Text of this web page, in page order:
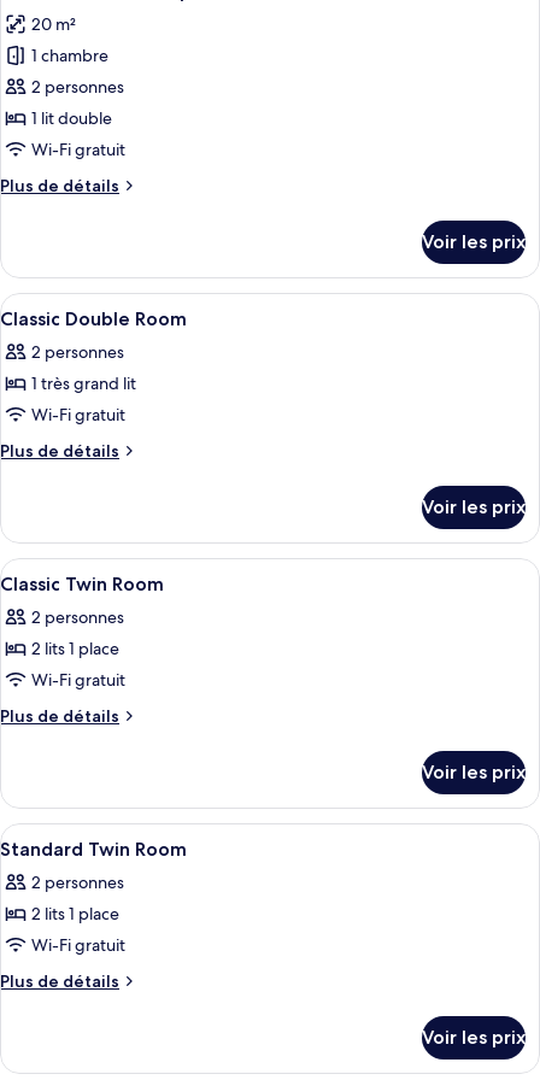
Chambre
Double
Classique
les
photos
pour
ce
type
chambre :
Supérieure
20 m²
1 chambre
2 personnes
1 lit double
Wi-Fi gratuit
Plus de détails
Plus
le
type
de
Chambre
Double
Voir les prix
Afficher
toutes
les
photos
pour
ce
chambre :
Classic
Double
Room
Bureau, espace de travail pour
5
Classic Double Room
2 personnes
1 très grand lit
Wi-Fi gratuit
Plus de détails
Plus
le
type
de
Classic
Double
Voir les prix
Afficher
toutes
les
photos
pour
ce
chambre :
Classic
Twin
Room
Bureau, espace de travail pour
5
Classic Twin Room
2 personnes
2 lits 1 place
Wi-Fi gratuit
Plus de détails
Plus
le
type
de
Classic
Twin
Voir les prix
Afficher
toutes
les
photos
pour
ce
chambre :
Bureau, espace de travail pour
6
Standard Twin Room
2 personnes
2 lits 1 place
Wi-Fi gratuit
Plus de détails
Plus
le
Voir les prix